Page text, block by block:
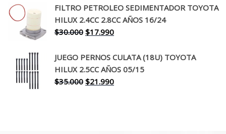
original
era:
$260.000.
actual
es:
FILTRO PETROLEO SEDIMENTADOR TOYOTA
HILUX 2.4CC 2.8CC AÑOS 16/24
$30.000 El
original
era:
$30.000.
$17.990El
actual
es:
$17.990.
JUEGO PERNOS CULATA (18U) TOYOTA
HILUX 2.5CC AÑOS 05/15
$35.000 El
$21.990El